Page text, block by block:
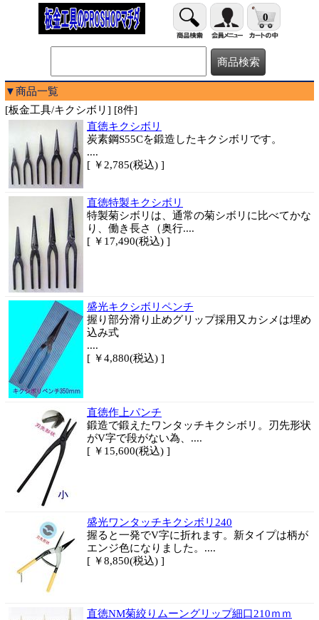
0
▼商品一覧
[板金工具/キクシボリ] [8件]
直徳キクシボリ
炭素鋼S55Cを鍛造したキクシボリです。
....
[ ￥2,785(税込) ]
直徳特製キクシボリ
特製菊シボリは、通常の菊シボリに比べてかな
り、働き長さ（奥行....
[ ￥17,490(税込) ]
盛光キクシボリペンチ
握り部分滑り止めグリップ採用又カシメは埋め
込み式
....
[ ￥4,880(税込) ]
直徳作上パンチ
鍛造で鍛えたワンタッチキクシボリ。刃先形状
がV字で段がない為、....
[ ￥15,600(税込) ]
盛光ワンタッチキクシボリ240
握ると一発でV字に折れます。新タイプは柄が
エンジ色になりました。....
[ ￥8,850(税込) ]
直徳NM菊絞りムーングリップ細口210ｍｍ